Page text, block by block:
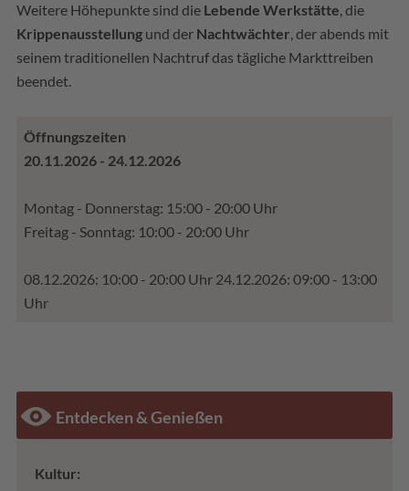
Weitere Höhepunkte sind die Lebende Werkstätte, die
Krippenausstellung und der Nachtwächter, der abends mit
seinem traditionellen Nachtruf das tägliche Markttreiben
beendet.
Öffnungszeiten
20.11.2026 - 24.12.2026
Montag - Donnerstag: 15:00 - 20:00 Uhr
Freitag - Sonntag: 10:00 - 20:00 Uhr
08.12.2026: 10:00 - 20:00 Uhr 24.12.2026: 09:00 - 13:00
Uhr
Entdecken & Genießen
Kultur: